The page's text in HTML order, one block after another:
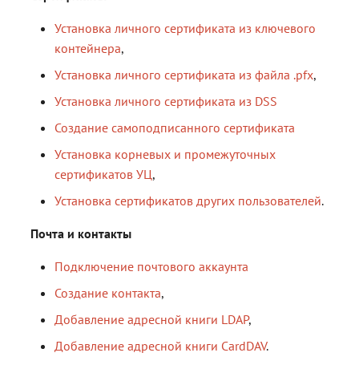
Установка личного сертификата из ключевого
контейнера,
Установка личного сертификата из файла .pfx,
Установка личного сертификата из DSS
Создание самоподписанного сертификата
Установка корневых и промежуточных
сертификатов УЦ,
Установка сертификатов других пользователей.
Почта и контакты
Подключение почтового аккаунта
Создание контакта,
Добавление адресной книги LDAP,
Добавление адресной книги CardDAV.